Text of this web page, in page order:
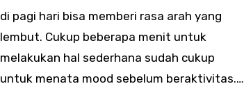
di pagi hari bisa memberi rasa arah yang
lembut. Cukup beberapa menit untuk
melakukan hal sederhana sudah cukup
untuk menata mood sebelum beraktivitas.…